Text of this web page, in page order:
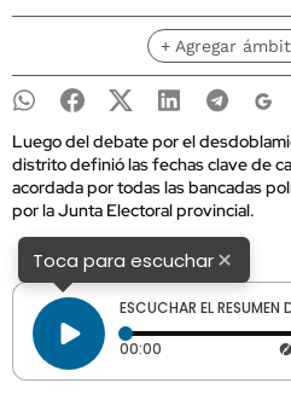
+ Agregar
Luego del debate por el
distrito definió las fechas clave de
acordada por todas las bancadas
por la Junta Electoral provincial.
Toca para escuchar×
ESCUCHAR EL RESUMEN
00:00 Tiempo